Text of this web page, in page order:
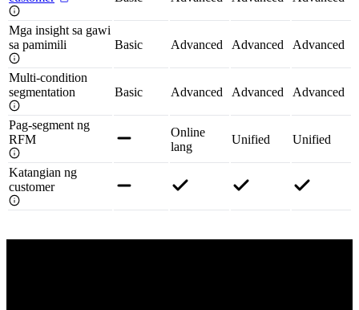
Mga insight sa gawi
sa pamimili
Basic Advanced Advanced Advanced
Multi-condition
segmentation
Basic Advanced Advanced Advanced
Pag-segment ng
RFM
Online
lang
Unified Unified
Katangian ng
customer